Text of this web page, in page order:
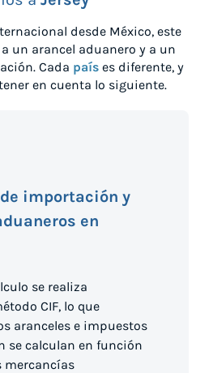
desde México, este
un arancel aduanero y a un
Cada países diferente, y
en cuenta lo siguiente.
importación y
en
se realiza
CIF, lo que
aranceles e impuestos
se calculan en función
mercancías